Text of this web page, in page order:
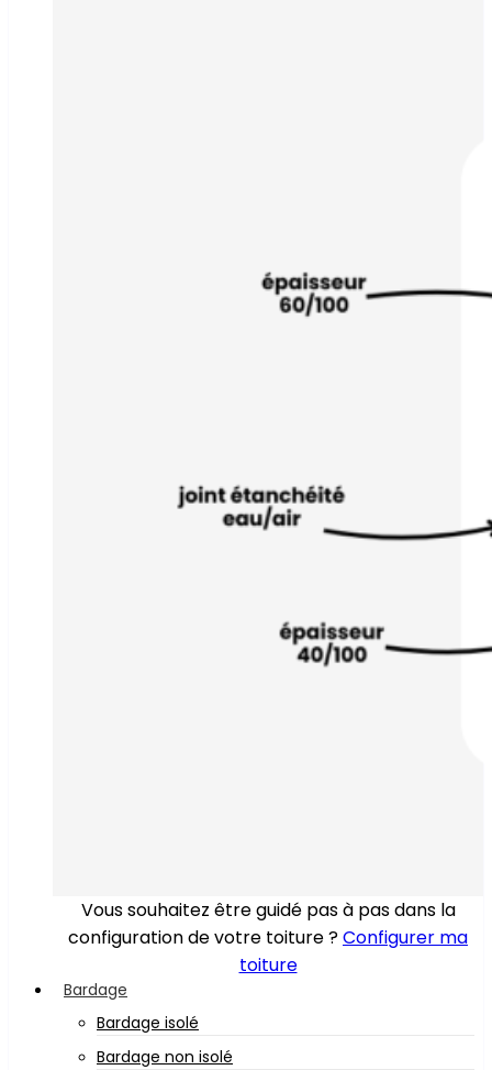
Vous souhaitez être guidé pas à pas dans la
configuration de votre toiture ?Configurer ma
toiture
Bardage
Bardage isolé
Bardage non isolé